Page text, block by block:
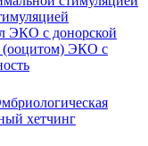
ЭКО с донорской
ЭКО с
хетчинг